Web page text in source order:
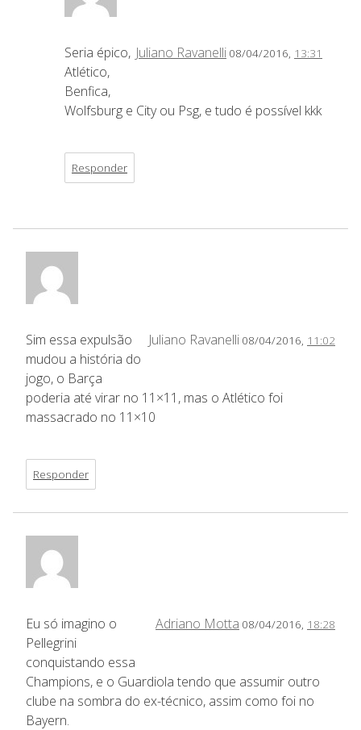
Juliano Ravanelli 08/04/2016, 13:31
Seria épico,
Atlético,
Benfica,
Wolfsburg e City ou Psg, e tudo é possível kkk
Responder
Juliano Ravanelli 08/04/2016, 11:02
Sim essa expulsão
mudou a história do
jogo, o Barça
poderia até virar no 11×11, mas o Atlético foi
massacrado no 11×10
Responder
Adriano Motta 08/04/2016, 18:28
Eu só imagino o
Pellegrini
conquistando essa
Champions, e o Guardiola tendo que assumir outro
clube na sombra do ex-técnico, assim como foi no
Bayern.